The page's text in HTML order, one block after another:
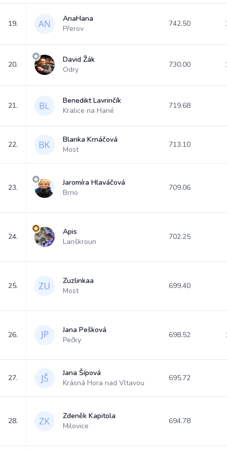
19.
AnaHana
Přerov
742.50
20.
David Žák
Odry
730.00
21.
Benedikt Lavrinčík
Kralice na Hané
719.68
22.
Blanka Krnáčová
Most
713.10
23.
Jaromíra Hlaváčová
Brno
709.06
24.
Apis
Lanškroun
702.25
25.
Zuzlinkaa
Most
699.40
26.
Jana Pešková
Pečky
698.52
27.
Jana Šípová
Krásná Hora nad Vltavou
695.72
28.
Zdeněk Kapitola
Milovice
694.78